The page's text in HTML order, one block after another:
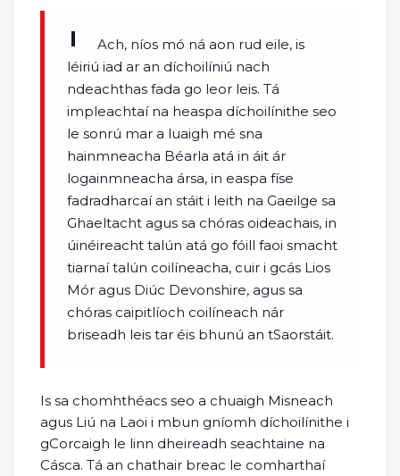
Ach, níos mó ná aon rud eile, is
léiriú iad ar an díchoilíniú nach
ndeachthas fada go leor leis. Tá
impleachtaí na heaspa díchoilínithe seo
le sonrú mar a luaigh mé sna
hainmneacha Béarla atá in áit ár
logainmneacha ársa, in easpa físe
fadradharcaí an stáit i leith na Gaeilge sa
Ghaeltacht agus sa chóras oideachais, in
úinéireacht talún atá go fóill faoi smacht
tiarnaí talún coilíneacha, cuir i gcás Lios
Mór agus Diúc Devonshire, agus sa
chóras caipitlíoch coilíneach nár
briseadh leis tar éis bhunú an tSaorstáit.
Is sa chomhthéacs seo a chuaigh Misneach
agus Liú na Laoi i mbun gníomh díchoilínithe i
gCorcaigh le linn dheireadh seachtaine na
Cásca. Tá an chathair breac le comharthaí